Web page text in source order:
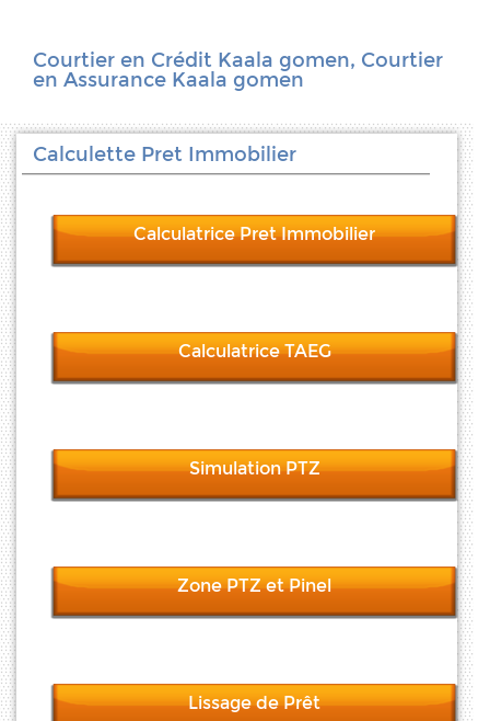
Courtier en Crédit Kaala gomen, Courtier
en Assurance Kaala gomen
Calculette Pret Immobilier
Calculatrice Pret Immobilier
Calculatrice TAEG
Simulation PTZ
Zone PTZ et Pinel
Lissage de Prêt